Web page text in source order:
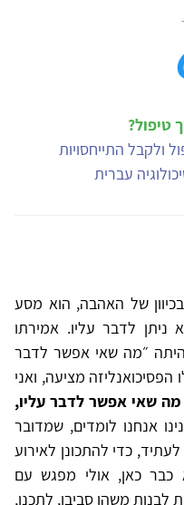
ולקבל התייחסויות
עברית
של האהבה, הוא מסע
לדבר עליו. אמירתו
היתה ״מה שאי אפשר לדבר
הפסיכואנליזה מציעה, ואני
שאי אפשר לדבר עליו,
אנחנו לומדים, שמדובר
כדי להתכונן לאירוע
כאן, אולי מפגש עם
לבנות משהו סביבו, לתכנן,